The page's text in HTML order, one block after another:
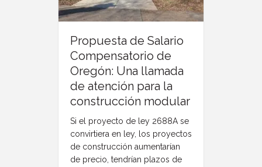
Propuesta de Salario
Compensatorio de
Oregón: Una llamada
de atención para la
construcción modular
Si el proyecto de ley 2688A se
convirtiera en ley, los proyectos
de construcción aumentarían
de precio, tendrían plazos de